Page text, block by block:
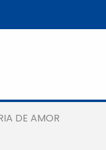
DE AMOR